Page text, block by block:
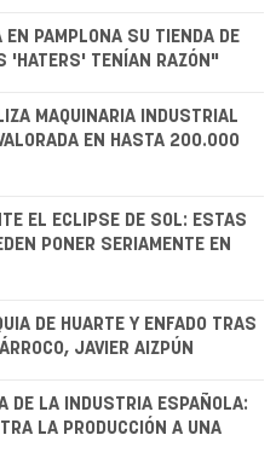
EN PAMPLONA SU TIENDA DE
'HATERS' TENÍAN RAZÓN"
MAQUINARIA INDUSTRIAL
EN HASTA 200.000
EL ECLIPSE DE SOL: ESTAS
PONER SERIAMENTE EN
DE HUARTE Y ENFADO TRAS
JAVIER AIZPÚN
DE LA INDUSTRIA ESPAÑOLA:
LA PRODUCCIÓN A UNA